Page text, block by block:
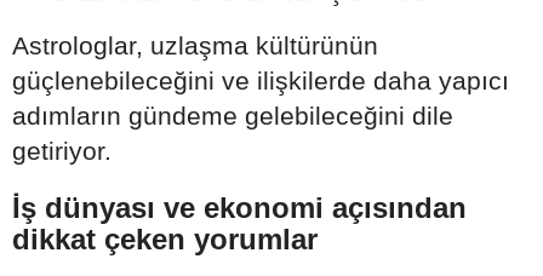
Astrologlar, uzlaşma kültürünün
güçlenebileceğini ve ilişkilerde daha yapıcı
adımların gündeme gelebileceğini dile
getiriyor.
İş dünyası ve ekonomi açısından
dikkat çeken yorumlar